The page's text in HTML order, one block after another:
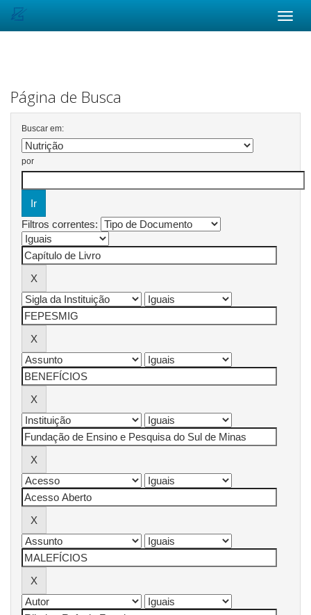
Página de Busca
Buscar em:
por
Filtros correntes: